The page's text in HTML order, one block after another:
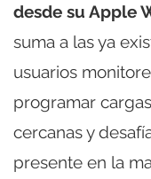
desde su Apple
suma a las ya
usuarios
programar
cercanas y
presente en la